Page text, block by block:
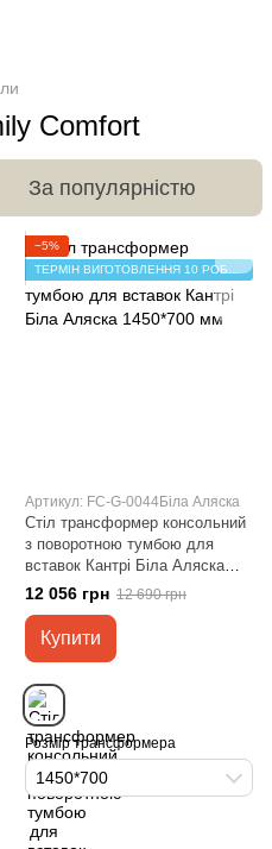
Comfort
За популярністю
−5%
Артикул: FC-G-0044Біла Аляска
Стіл трансформер консольний
з поворотною тумбою для
вставок Кантрі Біла Аляска
1450*700 мм
12 056 грн 12 690 грн
Купити
Розмір трансформера
1450*700